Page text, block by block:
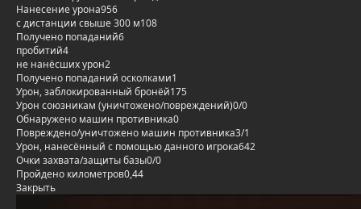
Нанесение урона956
с дистанции свыше 300 м108
Получено попаданий6
пробитий4
не нанёсших урон2
Получено попаданий осколками1
Урон, заблокированный бронёй175
Урон союзникам (уничтожено/повреждений)0/0
Обнаружено машин противника0
Повреждено/уничтожено машин противника3/1
Урон, нанесённый с помощью данного игрока642
Очки захвата/защиты базы0/0
Пройдено километров0,44
Закрыть